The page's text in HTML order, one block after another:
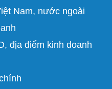
Nam, nước ngoài
địa điểm kinh doanh